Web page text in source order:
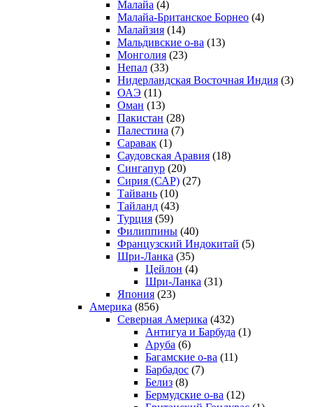
Малайа (4)
Малайа-Британское Борнео (4)
Малайзия (14)
Мальдивские о-ва (13)
Монголия (23)
Непал (33)
Нидерландская Восточная Индия (3)
ОАЭ (11)
Оман (13)
Пакистан (28)
Палестина (7)
Саравак (1)
Саудовская Аравия (18)
Сингапур (20)
Сирия (САР) (27)
Тайвань (10)
Тайланд (43)
Турция (59)
Филиппины (40)
Французский Индокитай (5)
Шри-Ланка (35)
Цейлон (4)
Шри-Ланка (31)
Япония (23)
Америка (856)
Северная Америка (432)
Антигуа и Барбуда (1)
Аруба (6)
Багамские о-ва (11)
Барбадос (7)
Белиз (8)
Бермудские о-ва (12)